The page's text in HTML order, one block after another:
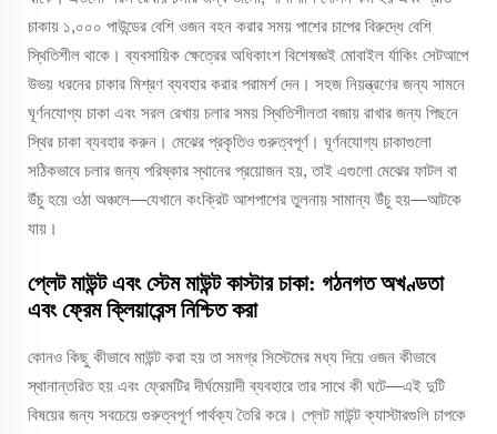
চাকায় ১,০০০ পাউন্ডের বেশি ওজন বহন করার সময় পাশের চাপের বিরুদ্ধে বেশি
স্থিতিশীল থাকে। ব্যবসায়িক ক্ষেত্রের অধিকাংশ বিশেষজ্ঞই মোবাইল র্যাকিং সেটআপে
উভয় ধরনের চাকার মিশ্রণ ব্যবহার করার পরামর্শ দেন। সহজ নিয়ন্ত্রণের জন্য সামনে
ঘূর্ণনযোগ্য চাকা এবং সরল রেখায় চলার সময় স্থিতিশীলতা বজায় রাখার জন্য পিছনে
স্থির চাকা ব্যবহার করুন। মেঝের প্রকৃতিও গুরুত্বপূর্ণ। ঘূর্ণনযোগ্য চাকাগুলো
সঠিকভাবে চলার জন্য পরিষ্কার স্থানের প্রয়োজন হয়, তাই এগুলো মেঝের ফাটল বা
উঁচু হয়ে ওঠা অঞ্চলে—যেখানে কংক্রিট আশপাশের তুলনায় সামান্য উঁচু হয়—আটকে
যায়।
প্লেট মাউন্ট এবং স্টেম মাউন্ট কাস্টার চাকা: গঠনগত অখণ্ডতা
এবং ফ্রেম ক্লিয়ারেন্স নিশ্চিত করা
কোনও কিছু কীভাবে মাউন্ট করা হয় তা সমগ্র সিস্টেমের মধ্য দিয়ে ওজন কীভাবে
স্থানান্তরিত হয় এবং ফ্রেমটির দীর্ঘমেয়াদী ব্যবহারে তার সাথে কী ঘটে—এই দুটি
বিষয়ের জন্য সবচেয়ে গুরুত্বপূর্ণ পার্থক্য তৈরি করে। প্লেট মাউন্ট ক্যাস্টারগুলি চাপকে